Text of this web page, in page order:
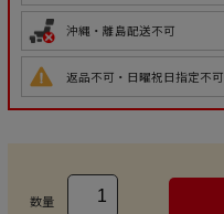
沖縄・離島配送不可
返品不可・日曜祝日指定不可
数量